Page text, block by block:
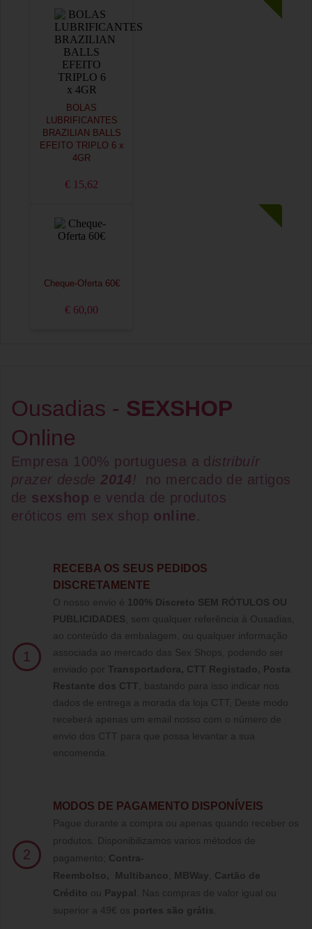
BOLAS
LUBRIFICANTES
BRAZILIAN BALLS
EFEITO TRIPLO 6 x
4GR
€ 15,62
Cheque-Oferta 60€
€ 60,00
Ousadias - SEXSHOP
Online
Empresa 100% portuguesa a d istribuír
prazer desde2014!
no mercado de artigos
de sexshop e venda de produtos
eróticos em sex shop online.
1
RECEBA OS SEUS PEDIDOS
DISCRETAMENTE
O nosso envio é 100% Discreto SEM RÓTULOS OU
PUBLICIDADES , sem qualquer referência à Ousadias,
ao conteúdo da embalagem, ou qualquer informação
associada ao mercado das Sex Shops, podendo ser
enviado por Transportadora, CTT Registado, Posta
Restante dos CTT , bastando para isso indicar nos
dados de entrega a morada da loja CTT, Deste modo
receberá apenas um email nosso com o número de
envio dos CTT para que possa levantar a sua
encomenda.
2
MODOS DE PAGAMENTO DISPONÍVEIS
Pague durante a compra ou apenas quando receber os
produtos. Disponibilizamos varios métodos de
pagamento; Contra-
Reembolso, Multibanco MBWay
Cartão de
Crédito ou Paypal
Nas compras de valor igual ou
superior a 49€ os portes são grátis